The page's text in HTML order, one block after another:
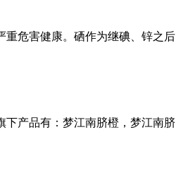
重危害健康。硒作为继碘、锌之后
产品有：梦江南脐橙，梦江南脐